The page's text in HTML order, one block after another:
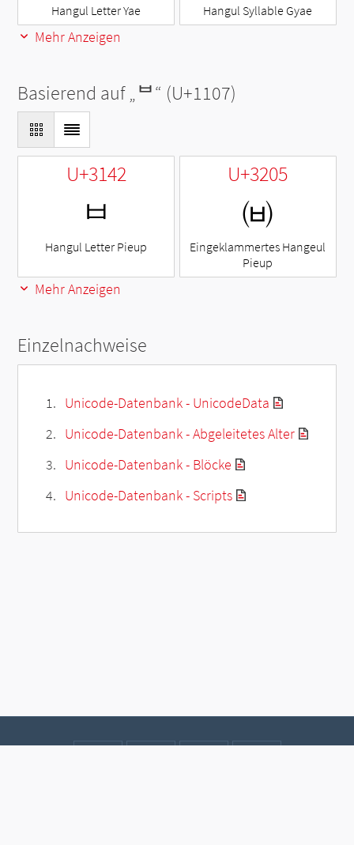
Hangul Letter Yae Hangul Syllable Gyae
Mehr Anzeigen
Basierend auf „ᄇ“ (U+1107)
U+3142
ㅂ
Hangul Letter Pieup
U+3205
㈅
Eingeklammertes Hangeul
Pieup
Mehr Anzeigen
Einzelnachweise
Unicode-Datenbank - UnicodeData
Unicode-Datenbank - Abgeleitetes Alter
Unicode-Datenbank - Blöcke
Unicode-Datenbank - Scripts